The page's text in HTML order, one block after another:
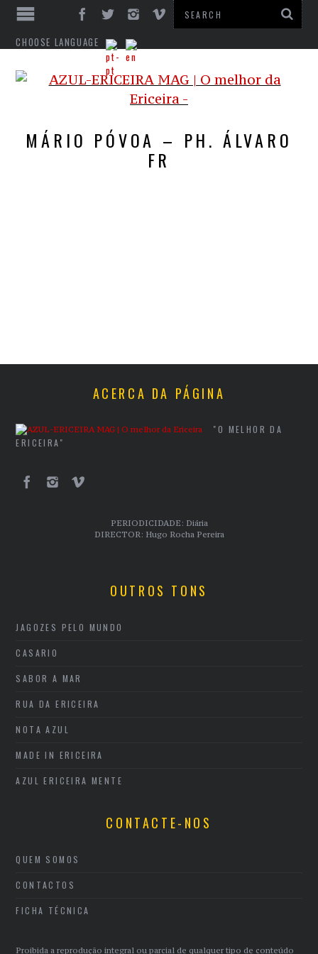
CHOOSE LANGUAGE
MÁRIO PÓVOA – PH. ÁLVARO
FR
ACERCA DA PÁGINA
"O MELHOR DA
ERICEIRA"
PERIODICIDADE: Diária
DIRECTOR: Hugo Rocha Pereira
OUTROS TONS
JAGOZES PELO MUNDO
CASARIO
SABOR A MAR
RUA DA ERICEIRA
NOTA AZUL
MADE IN ERICEIRA
AZUL ERICEIRA MENTE
CONTACTE-NOS
QUEM SOMOS
CONTACTOS
FICHA TÉCNICA
Proibida a reprodução integral ou parcial de qualquer tipo de conteúdo